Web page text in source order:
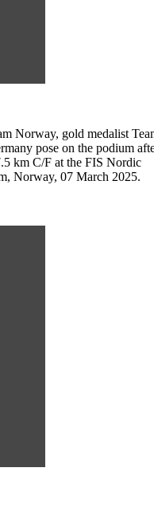
Norway, gold medalist
pose on the podium
km C/F at the FIS Nordic
Norway, 07 March 2025.